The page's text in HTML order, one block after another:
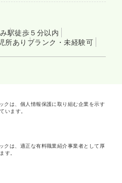
駅徒歩５分以内
所あり ブランク・未経験可
クは、個人情報保護に取り組む企業を示す
います。
クは、適正な有料職業紹介事業者として厚
す。